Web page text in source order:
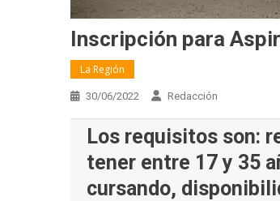
Inscripción para
La Región
30/06/2022 Redacción
Los requisitos son:
tener entre 17 y 35
cursando,